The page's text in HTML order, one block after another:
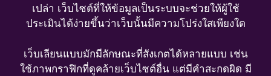
เปล่า เว็บไซต์ที่ให้ข้อมูลเป็นระบบจะช่วยให้ผู้ใช้
ประเมินได้ง่ายขึ้นว่าเว็บนั้นมีความโปร่งใสเพียงใด
เว็บเลียนแบบมักมีลักษณะที่สังเกตได้หลายแบบ เช่น
ใช้ภาพกราฟิกที่ดูคล้ายเว็บไซต์อื่น แต่มีคำสะกดผิด มี